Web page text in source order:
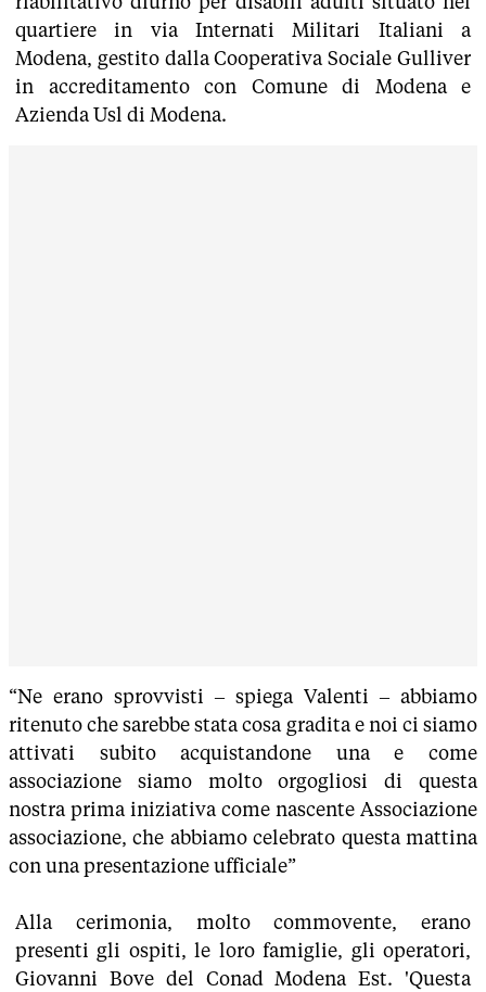
quartiere in via Internati Militari Italiani a
Modena, gestito dalla Cooperativa Sociale Gulliver
in accreditamento con Comune di Modena e
Azienda Usl di Modena.
“Ne erano sprovvisti – spiega Valenti – abbiamo
ritenuto che sarebbe stata cosa gradita e noi ci siamo
attivati subito acquistandone una e come
associazione siamo molto orgogliosi di questa
nostra prima iniziativa come nascente Associazione
associazione, che abbiamo celebrato questa mattina
con una presentazione ufficiale”
Alla cerimonia, molto commovente, erano
presenti gli ospiti, le loro famiglie, gli operatori,
Giovanni Bove del Conad Modena Est. 'Questa